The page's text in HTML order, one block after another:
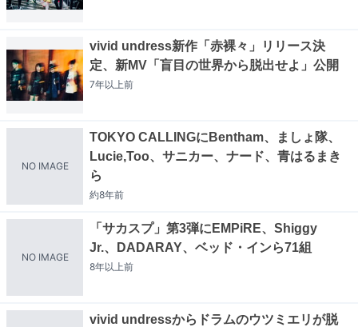
vivid undress新作「赤裸々」リリース決
定、新MV「盲目の世界から脱出せよ」公開
7年以上前
NO IMAGE
TOKYO CALLINGにBentham、ましょ隊、
Lucie,Too、サニカー、ナード、青はるまき
ら
約8年前
NO IMAGE
「サカスプ」第3弾にEMPiRE、Shiggy
Jr.、DADARAY、ベッド・インら71組
8年以上前
vivid undressからドラムのウツミエリが脱